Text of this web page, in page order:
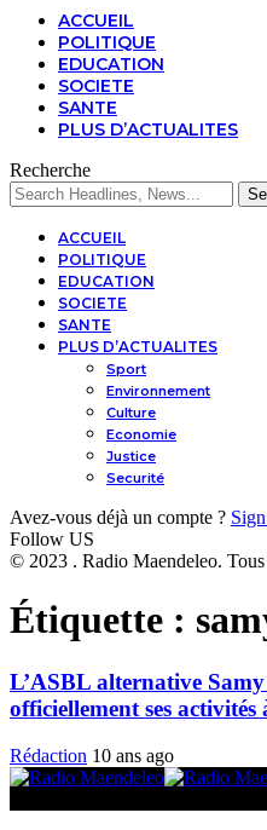
ACCUEIL
POLITIQUE
EDUCATION
SOCIETE
SANTE
PLUS D’ACTUALITES
Recherche
ACCUEIL
POLITIQUE
EDUCATION
SOCIETE
SANTE
PLUS D’ACTUALITES
Sport
Environnement
Culture
Economie
Justice
Securité
Avez-vous déjà un compte ?
Follow US
© 2023 . Radio Maendeleo. Tous
Étiquette :
L’ASBL alternative
officiellement ses
Rédaction 10 ans ago